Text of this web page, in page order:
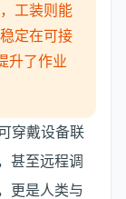
工装则能
定在可接
升了作业
穿戴设备联
甚至远程调
更是人类与